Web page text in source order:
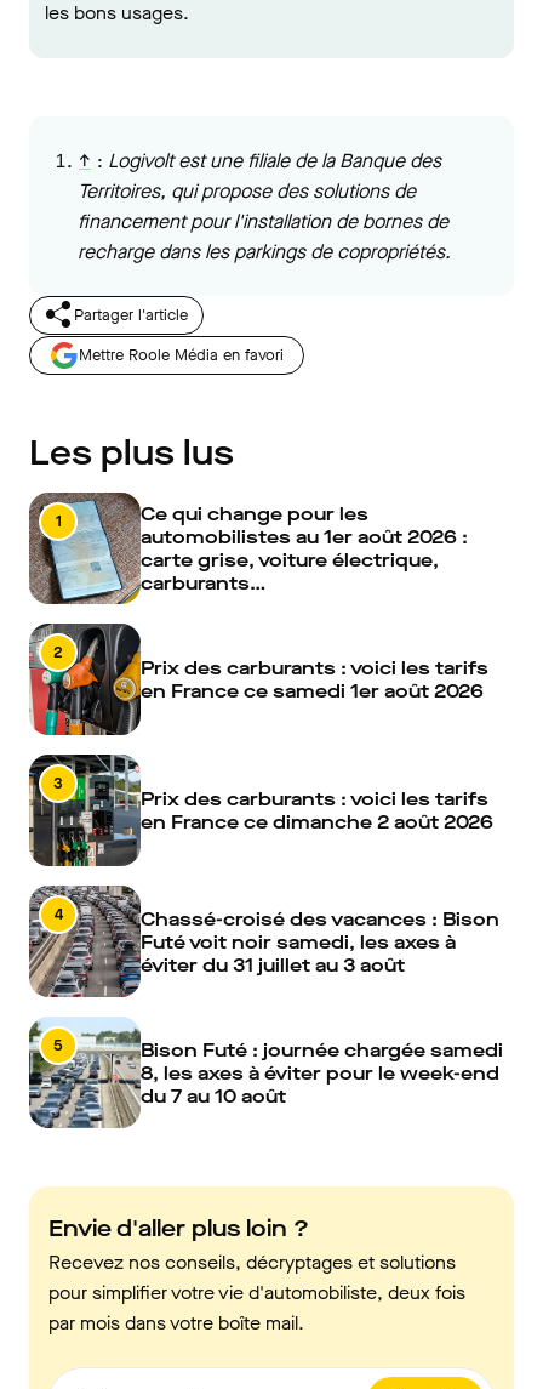
les bons usages.
↑ : Logivolt est une filiale de la Banque des
Territoires, qui propose des solutions de
financement pour l'installation de bornes de
recharge dans les parkings de copropriétés.
Partager l'article
Mettre Roole Média en favori
Les plus lus
1
Ce qui change pour les
automobilistes au 1er août 2026 :
carte grise, voiture électrique,
carburants…
2
Prix des carburants : voici les tarifs
en France ce samedi 1er août 2026
3
Prix des carburants : voici les tarifs
en France ce dimanche 2 août 2026
4
Chassé-croisé des vacances : Bison
Futé voit noir samedi, les axes à
éviter du 31 juillet au 3 août
5
Bison Futé : journée chargée samedi
8, les axes à éviter pour le week-end
du 7 au 10 août
Envie d'aller plus loin ?
Recevez nos conseils, décryptages et solutions
pour simplifier votre vie d'automobiliste, deux fois
par mois dans votre boîte mail.